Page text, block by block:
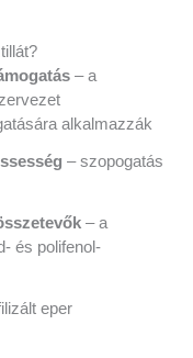
– a
alkalmazzák
– szopogatás
– a
és polifenol-
eper